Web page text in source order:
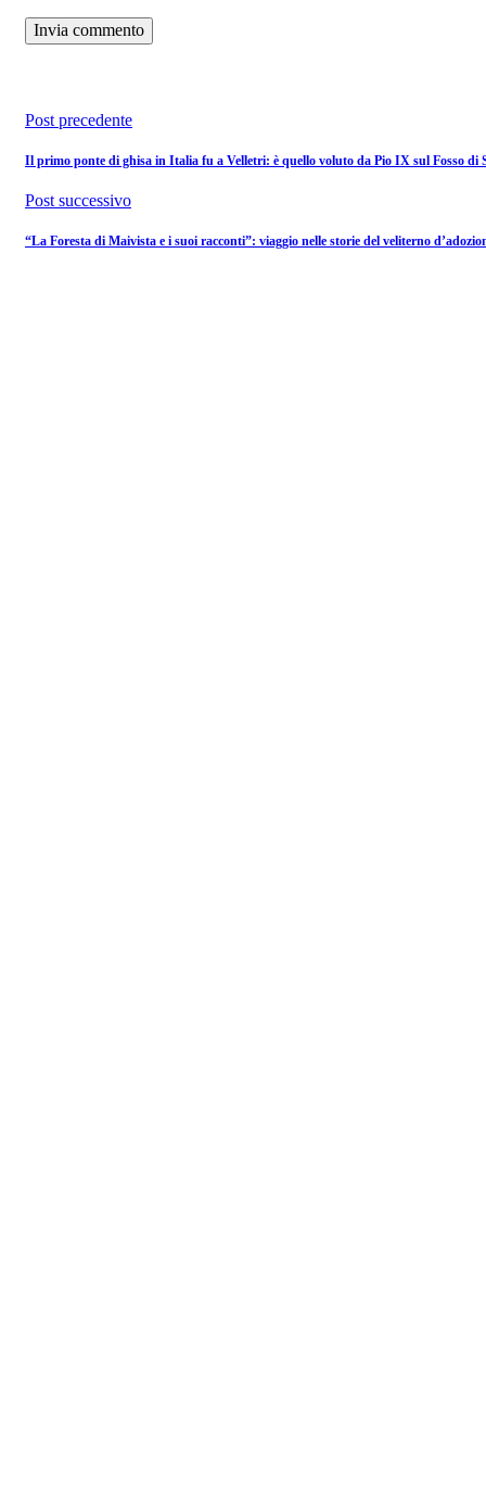
Post precedente
Il primo ponte di ghisa in Italia fu a Velletri: è quello voluto da Pio IX sul Fosso di
Post successivo
“La Foresta di Maivista e i suoi racconti”: viaggio nelle storie del veliterno